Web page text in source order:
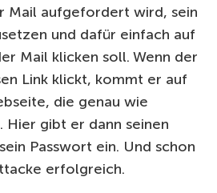
Mail aufgefordert wird, sein
und dafür einfach auf
Mail klicken soll. Wenn der
Link klickt, kommt er auf
die genau wie
Hier gibt er dann seinen
Passwort ein. Und schon
erfolgreich.